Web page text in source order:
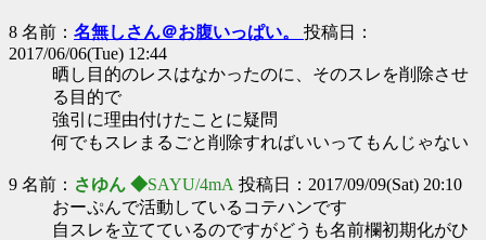
8 名前： 名無しさん＠お腹いっぱい。 投稿日：
2017/06/06(Tue) 12:44
晒し目的のレスはなかったのに、そのスレを削除させ
る目的で
強引に理由付けたことに疑問
何でもスレまるごと削除すればいいってもんじゃない
9 名前： さゆん ◆SAYU/4mA 投稿日：2017/09/09(Sat) 20:10
おーぷんで活動しているコテハンです
自スレを立てているのですがどうも名前欄初期化がひ